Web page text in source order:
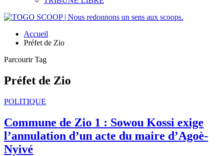
Accueil
Préfet de Zio
Parcourir Tag
Préfet de Zio
POLITIQUE
Commune de Zio 1 : Sowou Kossi exige
l’annulation d’un acte du maire d’Agoè-
Nyivé